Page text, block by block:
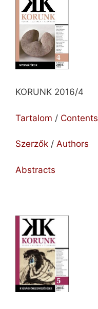
KORUNK 2016/4
Tartalom / Contents
Szerzők / Authors
Abstracts